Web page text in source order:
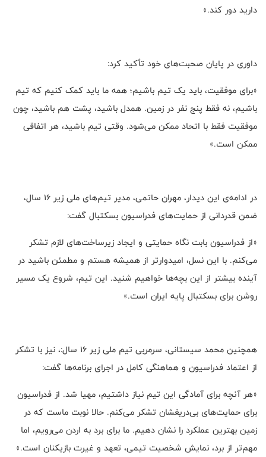
دارید دور کند.»
داوری در پایان صحبت‌های خود تأکید کرد:
«برای موفقیت، باید یک تیم باشیم؛ همه ما باید کمک کنیم که تیم
باشیم، نه فقط پنج نفر در زمین. همدل باشید، پشت هم باشید، چون
موفقیت فقط با اتحاد ممکن می‌شود. وقتی تیم باشید، هر اتفاقی
ممکن است.»
در ادامه‌ی این دیدار، مهران حاتمی، مدیر تیم‌های ملی زیر ۱۶ سال،
ضمن قدردانی از حمایت‌های فدراسیون بسکتبال گفت:
«از فدراسیون بابت نگاه حمایتی و ایجاد زیرساخت‌های لازم تشکر
می‌کنم. با این نسل، امیدوارتر از همیشه هستم و مطمئن باشید در
آینده بیشتر از این بچه‌ها خواهیم شنید. این تیم، شروع یک مسیر
روشن برای بسکتبال پایه ایران است.»
همچنین محمد سیستانی، سرمربی تیم ملی زیر ۱۶ سال:، نیز با تشکر
از اعتماد فدراسیون و هماهنگی کامل در اجرای برنامه‌ها گفت:
«هر آنچه برای آمادگی این تیم نیاز داشتیم، مهیا شد. از فدراسیون
برای حمایت‌های بی‌دریغشان تشکر می‌کنم. حالا نوبت ماست که در
زمین بهترین عملکرد را نشان دهیم. ما برای برد به اردن می‌رویم، اما
مهم‌تر از برد، نمایش شخصیت تیمی، تعهد و غیرت بازیکنان است.»